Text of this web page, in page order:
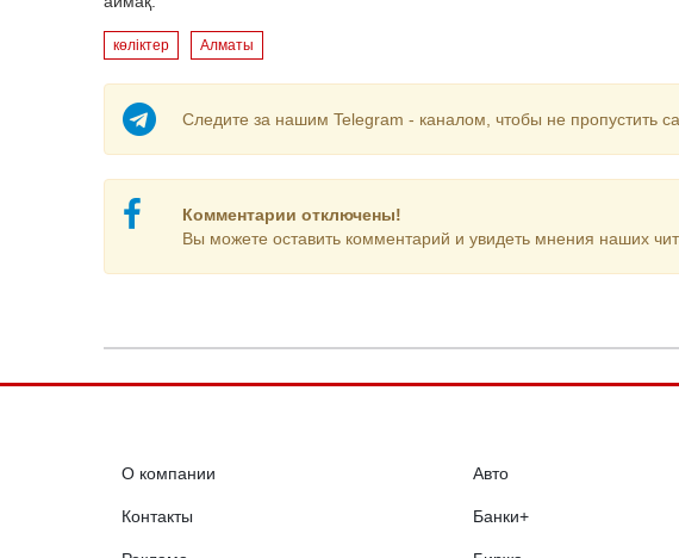
көліктер Алматы
Следите за нашим Telegram - каналом, чтобы не пропустить
Комментарии отключены!
Вы можете оставить комментарий и увидеть мнения наших
О компании
Контакты
Авто
Банки+